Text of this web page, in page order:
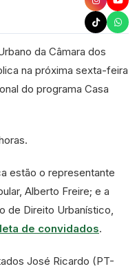
da Câmara dos
na próxima sexta-feira
do programa Casa
estão o representante
Alberto Freire; e a
de Direito Urbanístico,
de convidados.
José Ricardo (PT-